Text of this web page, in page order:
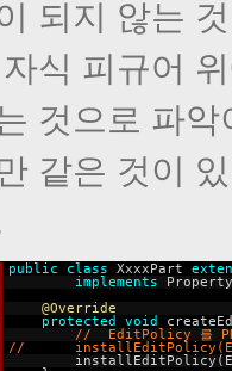
되지 않는
식 피규어
것으로 파
같은 것이
public class XxxxPart
implements
@Override
protected void
// EditPolicy 를
//